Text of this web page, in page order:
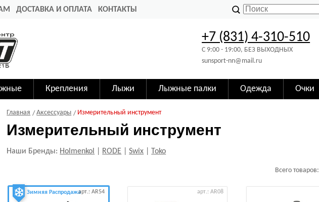
ДОСТАВКА И ОПЛАТА КОНТАКТЫ
+7 (831) 4-310-510
C 9:00 - 19:00, БЕЗ ВЫХОДНЫХ
sunsport-nn@mail.ru
Крепления Лыжи Лыжные палки Одежда Очки
Главная Аксессуары Измерительный инструмент
Измерительный инструмент
Наши Бренды: Holmenkol RODE |Swix Toko
Всего товаров:
Зимняя Распродажаарт.: AR54 арт.: AR08